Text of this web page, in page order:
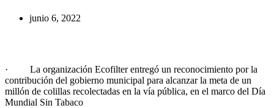
junio 6, 2022
· La organización Ecofilter entregó un reconocimiento por la
contribución del gobierno municipal para alcanzar la meta de un
millón de colillas recolectadas en la vía pública, en el marco del Día
Mundial Sin Tabaco